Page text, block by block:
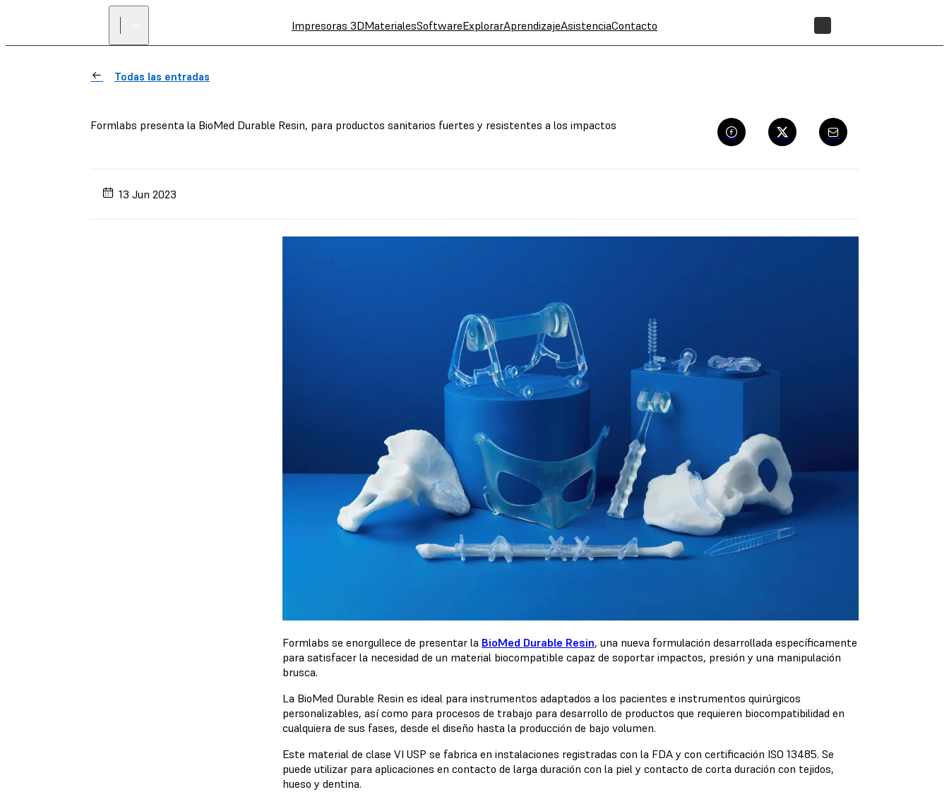
Impresoras 3DMaterialesSoftwareExplorarAprendizajeAsistenciaContacto
Todas las entradas
Formlabs presenta la BioMed Durable Resin, para productos sanitarios fuertes y resistentes a los impactos
13 Jun 2023
Formlabs se enorgullece de presentar la BioMed Durable Resin, una nueva formulación desarrollada específicamente
para satisfacer la necesidad de un material biocompatible capaz de soportar impactos, presión y una manipulación
brusca.
La BioMed Durable Resin es ideal para instrumentos adaptados a los pacientes e instrumentos quirúrgicos
personalizables, así como para procesos de trabajo para desarrollo de productos que requieren biocompatibilidad en
cualquiera de sus fases, desde el diseño hasta la producción de bajo volumen.
Este material de clase VI USP se fabrica en instalaciones registradas con la FDA y con certificación ISO 13485. Se
puede utilizar para aplicaciones en contacto de larga duración con la piel y contacto de corta duración con tejidos,
hueso y dentina.